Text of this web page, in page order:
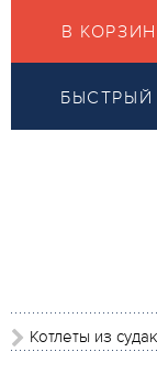
В
БЫСТРЫЙ
Котлеты из